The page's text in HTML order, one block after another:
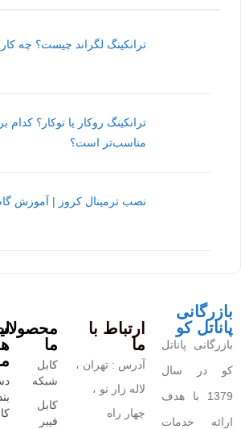
ترانکینگ لگراند چیست؟ چه
ترانکینگ روکار یا توکار؟ کدام
مناسب‌تر است؟
نصب ترمینال کروز | آموزش
بازرگانی
پاناتل کو
بازرگانی پاناتل
کو در سال
1379 با هدف
ارائه خدمات
ارتباط با
ما
آدرس : تهران ،
لاله زار نو ،
چهار راه
ما
کابل
شبکه
کابل
فیبر